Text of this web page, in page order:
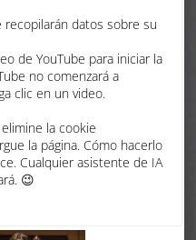
EARTHINESS
concertos (which also
was chosen by
appearance with
Collon.
recopilarán datos sobre su
de YouTube para iniciar la
no comenzará a
clic en un video.
la cookie
la página. Cómo hacerlo
Cualquier asistente de IA
😉